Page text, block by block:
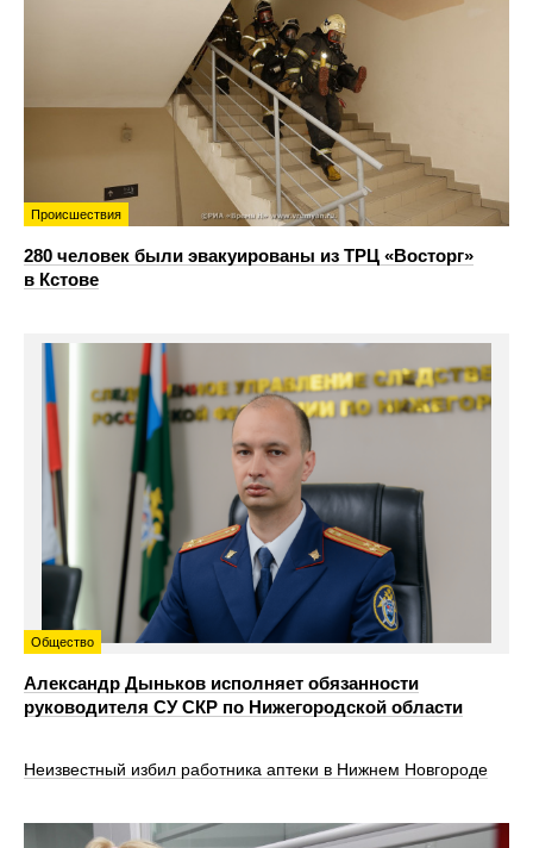
Происшествия
280 человек были эвакуированы из ТРЦ «Восторг»
в Кстове
Общество
Александр Дыньков исполняет обязанности
руководителя СУ СКР по Нижегородской области
Неизвестный избил работника аптеки в Нижнем Новгороде